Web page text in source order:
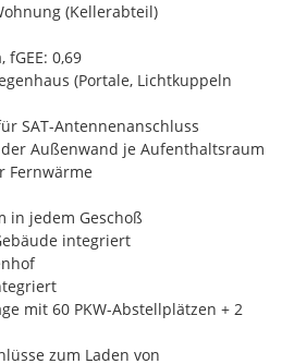
mitzwei, drei oder vier
und sind über ein
bzw. bequem mit dem
Glasfaser-SAT-
als Sicht- und Sonnenschutz.
sorgt für zusätzlichen Stauraum.
zählen ein
jedem Geschoß, ein
und ein Kinderspielplatz
im Garten“
(Kellerabteil)
fGEE: 0,69
(Portale, Lichtkuppeln
SAT-Antennenanschluss
Außenwand je Aufenthaltsraum
Fernwärme
in jedem Geschoß
integriert
mit 60 PKW-Abstellplätzen + 2
zum Laden von